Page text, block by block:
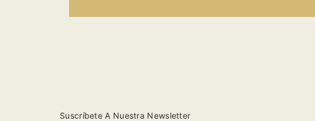
Suscríbete A Nuestra Newsletter